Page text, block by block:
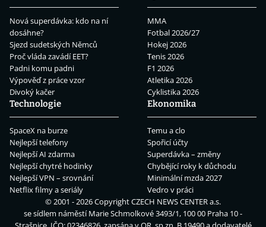
Nová superdávka: kdo na ní
dosáhne?
Sjezd sudetských Němců
Proč vláda zavádí EET?
Padni komu padni
Výpověď z práce vzor
Divoký kačer
MMA
Fotbal 2026/27
Hokej 2026
Tenis 2026
F1 2026
Atletika 2026
Cyklistika 2026
Technologie
SpaceX na burze
Nejlepší telefony
Nejlepší AI zdarma
Nejlepší chytré hodinky
Nejlepší VPN – srovnání
Netflix filmy a seriály
Ekonomika
Temu a clo
Spořicí účty
Superdávka – změny
Chybějící roky k důchodu
Minimální mzda 2027
Vedro v práci
© 2001 - 2026 CopyrightCZECH NEWS CENTER a.s.
se sídlem náměstí Marie Schmolkové 3493/1, 100 00 Praha 10 -